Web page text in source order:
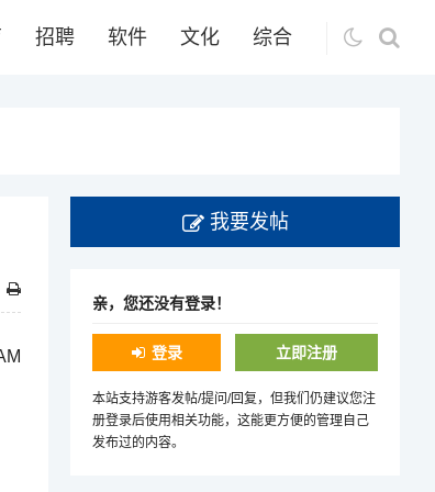
招聘 软件 文化 综合
我要发帖
亲，您还没有登录！
登录 立即注册
本站支持游客发帖/提问/回复，但我们仍建议您注
册登录后使用相关功能，这能更方便的管理自己
发布过的内容。